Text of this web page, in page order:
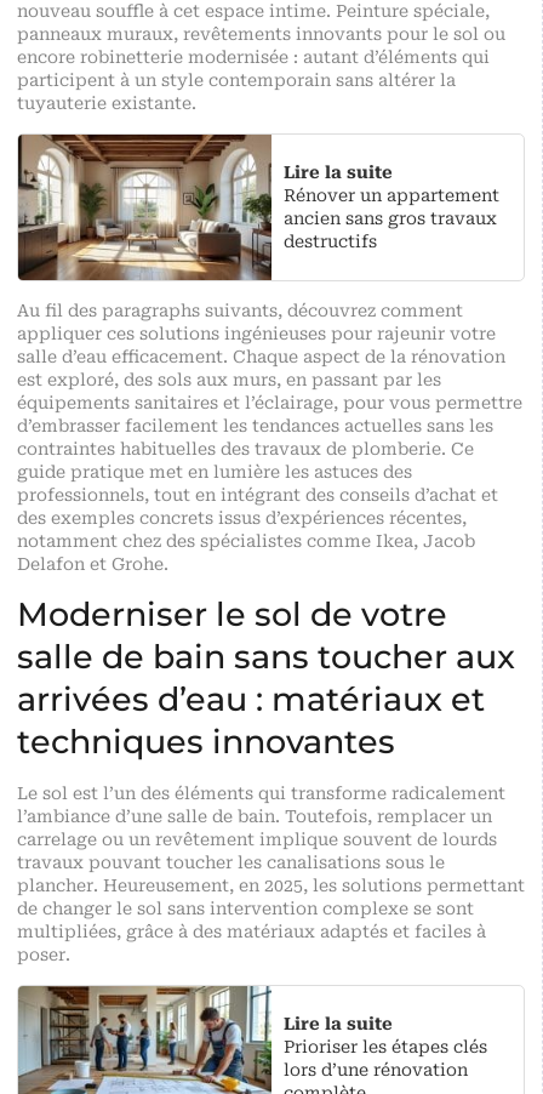
nouveau souffle à cet espace intime. Peinture spéciale,
panneaux muraux, revêtements innovants pour le sol ou
encore robinetterie modernisée : autant d’éléments qui
participent à un style contemporain sans altérer la
tuyauterie existante.
Lire la suite
Rénover un appartement
ancien sans gros travaux
destructifs
Au fil des paragraphs suivants, découvrez comment
appliquer ces solutions ingénieuses pour rajeunir votre
salle d’eau efficacement. Chaque aspect de la rénovation
est exploré, des sols aux murs, en passant par les
équipements sanitaires et l’éclairage, pour vous permettre
d’embrasser facilement les tendances actuelles sans les
contraintes habituelles des travaux de plomberie. Ce
guide pratique met en lumière les astuces des
professionnels, tout en intégrant des conseils d’achat et
des exemples concrets issus d’expériences récentes,
notamment chez des spécialistes comme Ikea, Jacob
Delafon et Grohe.
Moderniser le sol de votre
salle de bain sans toucher aux
arrivées d’eau : matériaux et
techniques innovantes
Le sol est l’un des éléments qui transforme radicalement
l’ambiance d’une salle de bain. Toutefois, remplacer un
carrelage ou un revêtement implique souvent de lourds
travaux pouvant toucher les canalisations sous le
plancher. Heureusement, en 2025, les solutions permettant
de changer le sol sans intervention complexe se sont
multipliées, grâce à des matériaux adaptés et faciles à
poser.
Lire la suite
Prioriser les étapes clés
lors d’une rénovation